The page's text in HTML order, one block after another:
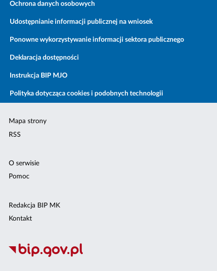
Ochrona danych osobowych
Udostępnianie informacji publicznej na wniosek
Ponowne wykorzystywanie informacji sektora publicznego
Deklaracja dostępności
Instrukcja BIP MJO
Polityka dotycząca cookies i podobnych technologii
Mapa strony
RSS
O serwisie
Pomoc
Redakcja BIP MK
Kontakt